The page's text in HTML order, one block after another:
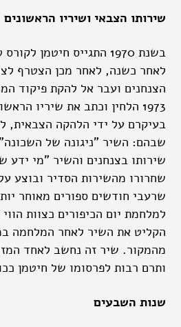
שירותו הצבאי ושיריו הראשונים
בשנת 1970 התגייס חיטמן
לאחר כשנה, לאחר מכן הצטרף
1973 הלחין וכתב את שיריו
בעיקרם על ידי הלהקה הצבאית,
שבהם: השיר "ניגונה של
שירותו בצנחנים והשיר "מי ידע
שחרורו מהשירות הסדיר ובוצע
שרעבי חודשים ספורים מאוחר
למלחמת יום הכיפורים כצוות
הקליט את השיר לאחר המלחמה
מהמקור. שיר זה נחשב לאחד
ותרם רבות לפרסומו של חיטמן
שנות השבעים